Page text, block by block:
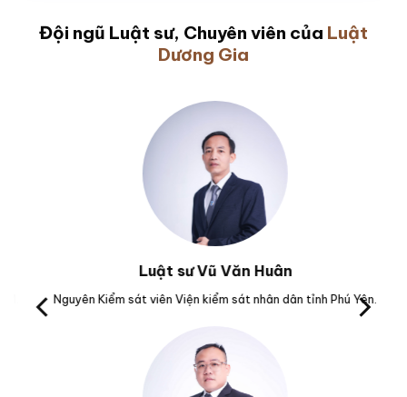
Đội ngũ Luật sư, Chuyên viên của Luật
Dương Gia
Luật sư Vũ Văn Huân
Nguyên Kiểm sát viên Viện kiểm sát nhân dân tỉnh Phú Yên.